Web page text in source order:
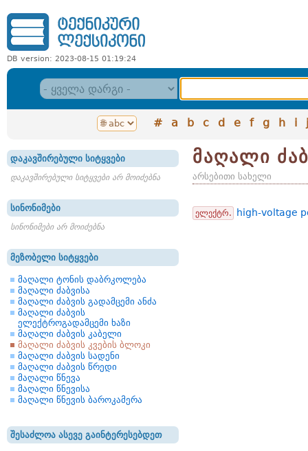
DB version: 2023-08-15 01:19:24
# a b c d e f g h i j
დაკავშირებული სიტყვები
დაკავშირებული სიტყვები არ მოიძებნა
სინონიმები
სინონიმები არ მოიძებნა
მეზობელი სიტყვები
მაღალი ტონის დაბრკოლება
მაღალი ძაბვისა
მაღალი ძაბვის გადამცემი ანძა
მაღალი ძაბვის
ელექტროგადამცემი ხაზი
მაღალი ძაბვის კაბელი
მაღალი ძაბვის კვების ბლოკი
მაღალი ძაბვის სადენი
მაღალი ძაბვის წრედი
მაღალი წნევა
მაღალი წნევისა
მაღალი წნევის ბაროკამერა
შესაძლოა ასევე გაინტერესებდეთ
მაღალი
არსებითი სახელი
ელექტრ. high-voltage